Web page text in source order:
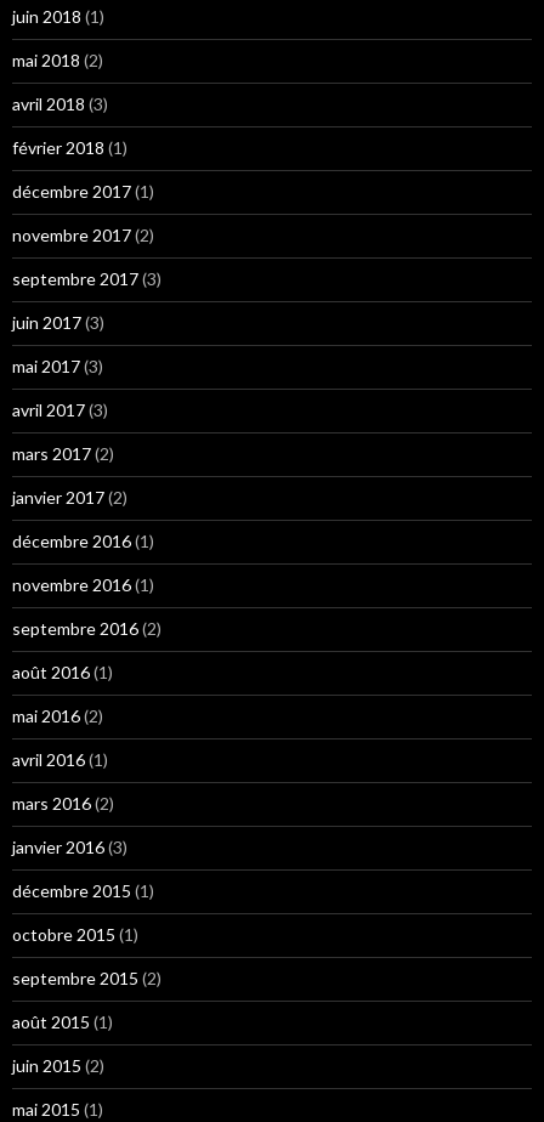
juin 2018 (1)
mai 2018 (2)
avril 2018 (3)
février 2018 (1)
décembre 2017(1)
novembre 2017(2)
septembre 2017(3)
juin 2017(3)
mai 2017(3)
avril 2017(3)
mars 2017(2)
janvier 2017(2)
décembre 2016(1)
novembre 2016(1)
septembre 2016(2)
août 2016(1)
mai 2016(2)
avril 2016(1)
mars 2016(2)
janvier 2016(3)
décembre 2015 (1)
octobre 2015 (1)
septembre 2015 (2)
août 2015 (1)
juin 2015 (2)
mai 2015 (1)